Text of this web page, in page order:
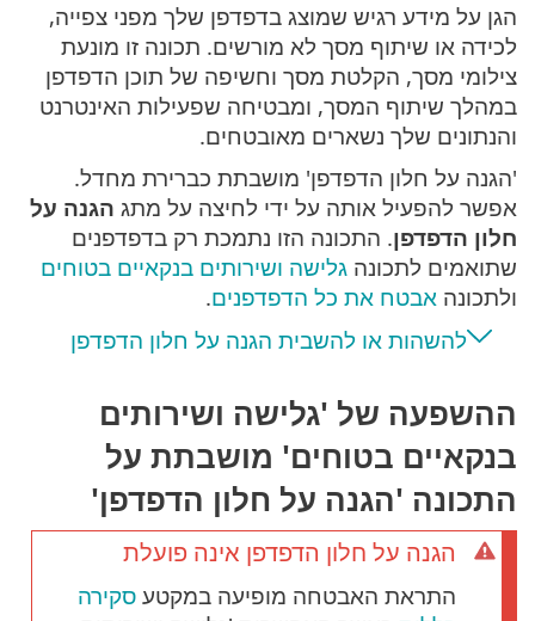
הגן על מידע רגיש שמוצג בדפדפן שלך מפני צפייה,
לכידה או שיתוף מסך לא מורשים. תכונה זו מונעת
צילומי מסך, הקלטת מסך וחשיפה של תוכן הדפדפן
במהלך שיתוף המסך, ומבטיחה שפעילות האינטרנט
והנתונים שלך נשארים מאובטחים.
'הגנה על חלון הדפדפן' מושבתת כברירת מחדל.
אפשר להפעיל אותה על ידי לחיצה על מתג הגנה על
חלון הדפדפן. התכונה הזו נתמכת רק בדפדפנים
שתואמים לתכונה גלישה ושירותים בנקאיים בטוחים
ולתכונה אבטח את כל הדפדפנים.
להשהות או להשבית הגנה על חלון הדפדפן
ההשפעה של 'גלישה ושירותים
בנקאיים בטוחים' מושבתת על
התכונה 'הגנה על חלון הדפדפן'
הגנה על חלון הדפדפן אינה פועלת
התראת האבטחה מופיעה במקטע סקירה